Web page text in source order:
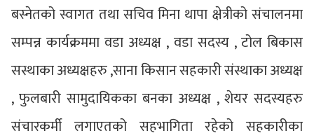
बस्नेतको स्वागत तथा सचिव मिना थापा क्षेत्रीको संचालनमा
सम्पन्न कार्यक्रममा वडा अध्यक्ष , वडा सदस्य , टोल बिकास
सस्थाका अध्यक्षहरु ,साना किसान सहकारी संस्थाका अध्यक्ष
, फुलबारी सामुदायिकका बनका अध्यक्ष , शेयर सदस्यहरु
संचारकर्मी लगाएतको सहभागिता रहेको सहकारीका